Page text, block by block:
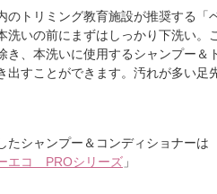
のトリミング教育施設が推奨する「
洗いの前にまずはしっかり下洗い。
き、本洗いに使用するシャンプー＆
出すことができます。汚れが多い足
たシャンプー＆コンディショナーは
エコ PROシリーズ 」